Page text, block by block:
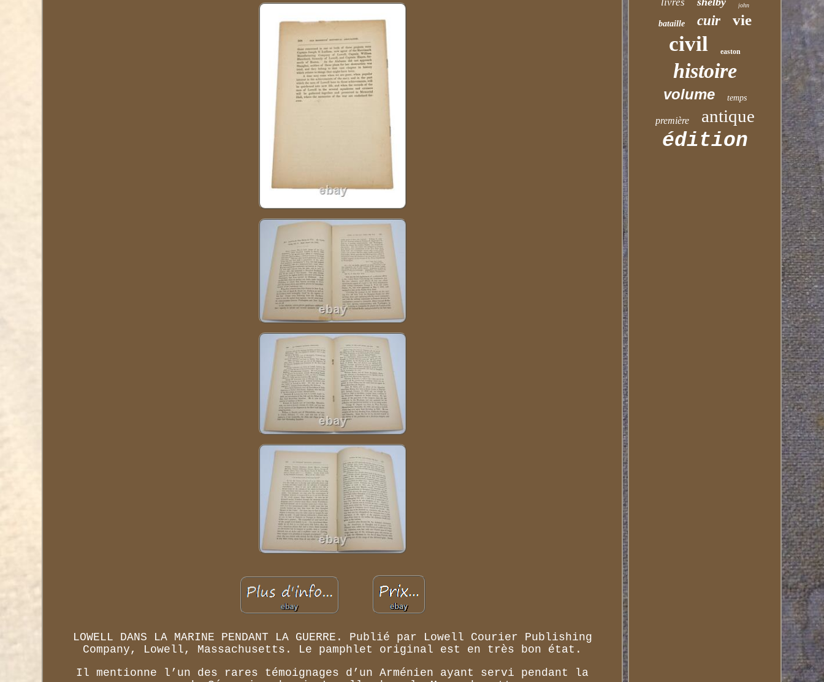
LOWELL DANS LA MARINE PENDANT LA GUERRE. Publié par Lowell Courier Publishing
Company, Lowell, Massachusetts. Le pamphlet original est en très bon état.
Il mentionne l’un des rares témoignages d’un Arménien ayant servi pendant la
john
bataille cuir vie
civil easton
histoire
volume temps
première antique
édition